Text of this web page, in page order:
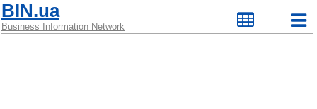
BIN.ua
Business Information Network